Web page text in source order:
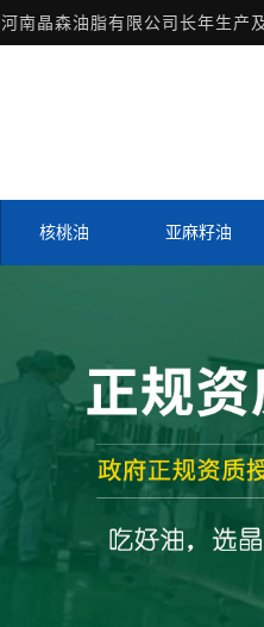
河南晶森油脂有限公司长年生产
核桃油 亚麻籽油